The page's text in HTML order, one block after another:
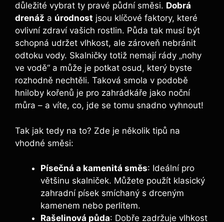
důležité vybrat ty pravé půdní směsi. Dobrá
drenáž a úrodnost jsou klíčové faktory, které
ovlivní zdraví vašich rostlin. Půda tak musí být
schopná udržet vlhkost, ale zároveň nebránit
odtoku vody. Skalničky totiž nemají rády „nohy
ve vodě“ a může je potkat osud, který byste
rozhodně nechtěli. Taková smola v podobě
hniloby kořenů je pro zahrádkáře jako noční
můra – a víte, co, jde se tomu snadno vyhnout!
Tak jak tedy na to? Zde je několik tipů na
vhodné směsi:
Písečná a kamenitá směs: Ideální pro
většinu skalniček. Můžete použít klasický
zahradní písek smíchaný s drceným
kamenem nebo perlitem.
Rašelinová půda: Dobře zadržuje vlhkost